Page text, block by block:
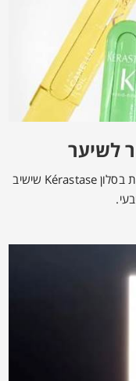
לשיער
Fusio-Dose - טיפול מקצועי בהתאמה אישית בסלון Kérastase שישיב